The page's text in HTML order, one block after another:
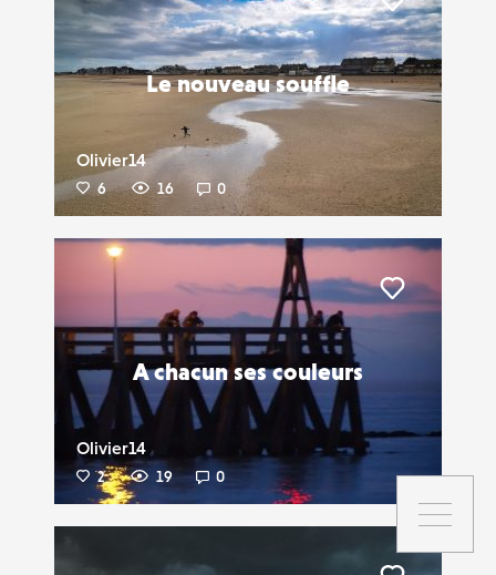
Le nouveau souffle
Olivier14
6 16 0
Liker
A chacun ses couleurs
Olivier14
2 19 0
Liker